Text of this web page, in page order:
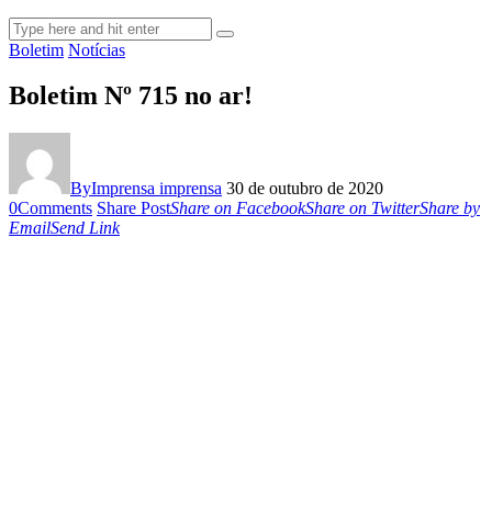
Boletim Notícias
Boletim Nº 715 no ar!
ByImprensa imprensa 30 de outubro de 2020
0Comments Share PostShare on FacebookShare on TwitterShare by
EmailSend Link